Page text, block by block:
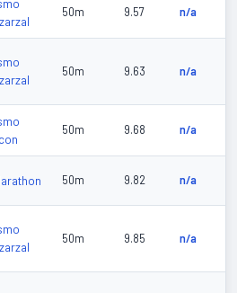
50m 9.57 n/a
50m 9.63 n/a
50m 9.68 n/a
50m 9.82 n/a
50m 9.85 n/a